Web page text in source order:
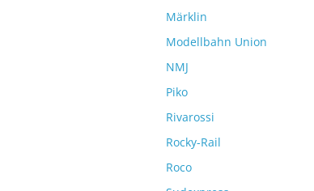
Märklin
Modellbahn Union
NMJ
Piko
Rivarossi
Rocky-Rail
Roco